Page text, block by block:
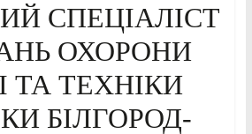
СПЕЦІАЛІСТ
ОХОРОНИ
ТА ТЕХНІКИ
БІЛГОРОД-